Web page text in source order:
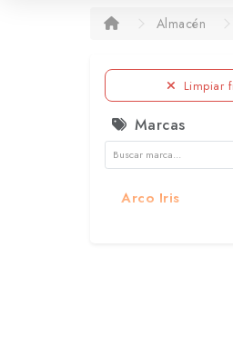
Almacén
Limpiar
Marcas
Arco Iris